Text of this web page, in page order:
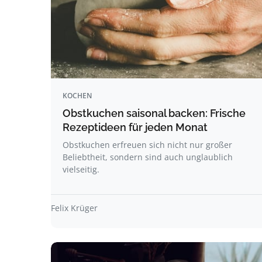
KOCHEN
Obstkuchen saisonal backen: Frische
Rezeptideen für jeden Monat
Obstkuchen erfreuen sich nicht nur großer
Beliebtheit, sondern sind auch unglaublich
vielseitig.
Felix Krüger